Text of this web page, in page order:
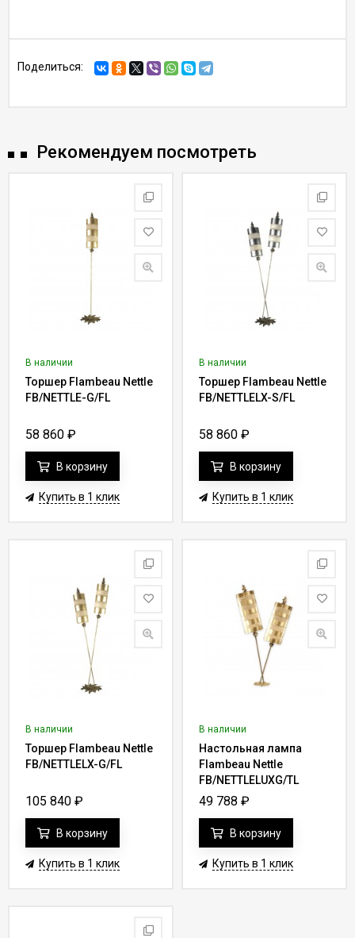
Поделиться:
Рекомендуем посмотреть
В наличии
Торшер Flambeau Nettle
FB/NETTLE-G/FL
58 860 ₽
В корзину
Купить в 1 клик
В наличии
Торшер Flambeau Nettle
FB/NETTLELX-S/FL
58 860 ₽
В корзину
Купить в 1 клик
В наличии
Торшер Flambeau Nettle
FB/NETTLELX-G/FL
105 840 ₽
В корзину
Купить в 1 клик
В наличии
Настольная лампа
Flambeau Nettle
FB/NETTLELUXG/TL
49 788 ₽
В корзину
Купить в 1 клик